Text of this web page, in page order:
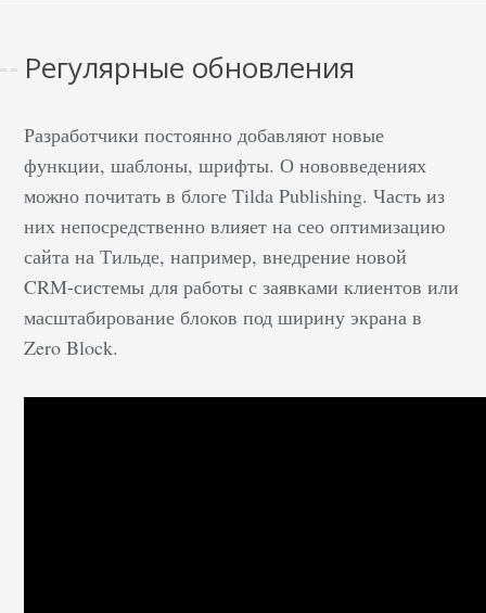
Регулярные обновления
Разработчики постоянно добавляют новые
функции, шаблоны, шрифты. О нововведениях
можно почитать в блоге Tilda Publishing. Часть из
них непосредственно влияет на сео оптимизацию
сайта на Тильде, например, внедрение новой
CRM-системы для работы с заявками клиентов или
масштабирование блоков под ширину экрана в
Zero Block.